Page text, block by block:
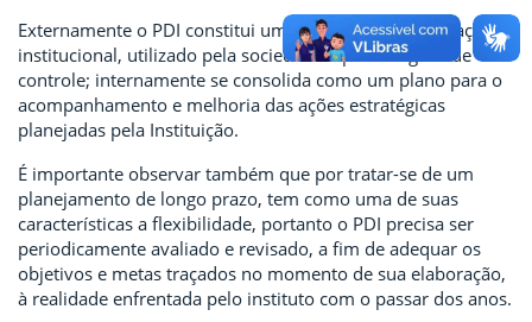
Externamente o PDI constitui um mecanismo de avaliação
institucional, utilizado pela sociedade e pelos órgãos de
controle; internamente se consolida como um plano para o
acompanhamento e melhoria das ações estratégicas
planejadas pela Instituição.
É importante observar também que por tratar-se de um
planejamento de longo prazo, tem como uma de suas
características a flexibilidade, portanto o PDI precisa ser
periodicamente avaliado e revisado, a fim de adequar os
objetivos e metas traçados no momento de sua elaboração,
à realidade enfrentada pelo instituto com o passar dos anos.